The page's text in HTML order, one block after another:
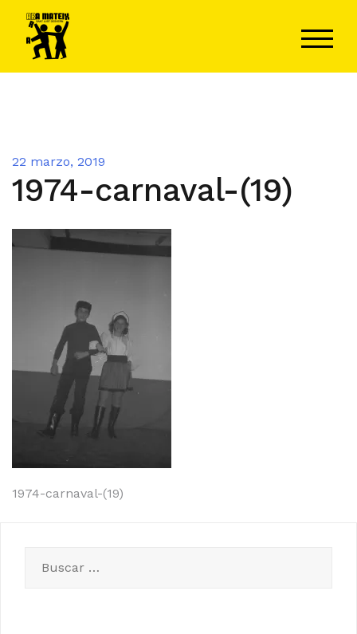
contenido
22 marzo, 2019
1974-carnaval-(19)
Navegación
entradas
1974-carnaval-(19)